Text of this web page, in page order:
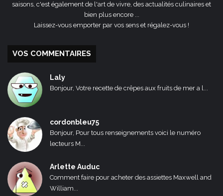
saisons, c'est également de l'art de vivre, des actualités culinaires et
bien plus encore ...
Laissez-vous emporter par vos sens et régalez-vous !
VOS COMMENTAIRES
Laly
Bonjour, Votre recette de crêpes aux fruits de mer a l...
cordonbleu75
Bonjour, Pour tous renseignements voici le numéro
lecteurs M...
Arlette Auduc
Comment faire pour acheter des assiettes Maxwell and
William...